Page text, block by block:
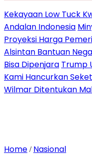
Kekayaan Low Tuck
Andalan Indonesia
Proyeksi Harga
Alsintan Bantuan
Bisa Dipenjara Trump
Kami Hancurkan
Wilmar Ditentukan
Home / Nasional